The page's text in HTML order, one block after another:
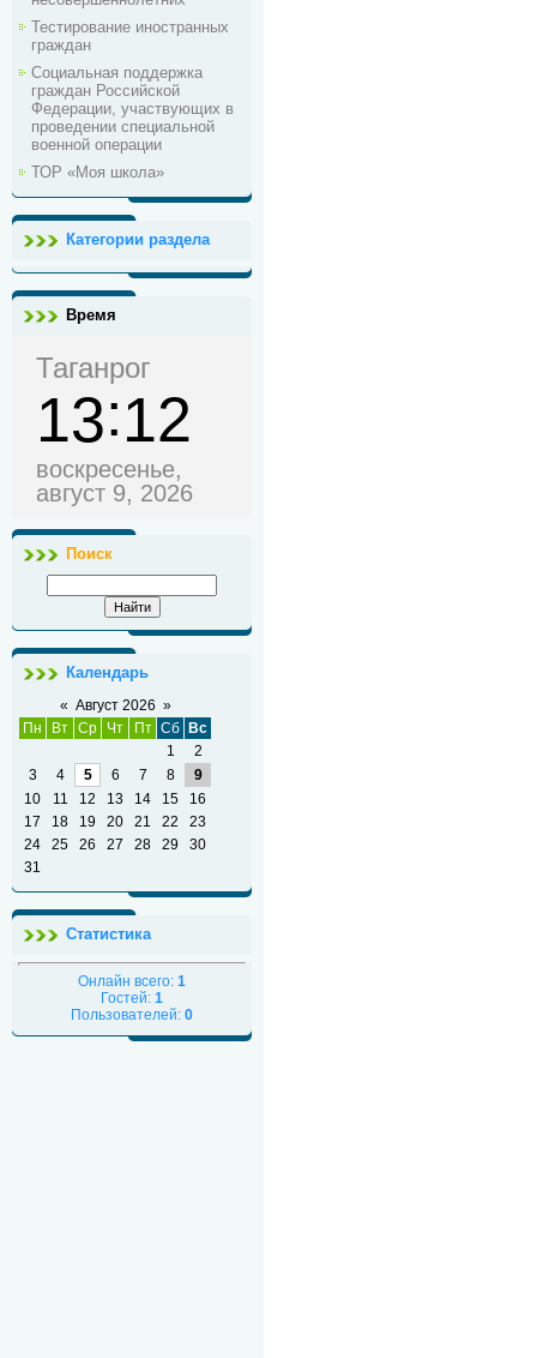
Тестирование иностранных
граждан
Социальная поддержка
граждан Российской
Федерации, участвующих в
проведении специальной
военной операции
ТОР «Моя школа»
Категории раздела
Время
Таганрог
13 12
воскресенье,
август 9, 2026
Поиск
Календарь
« Август 2026 »
Пн
Вт Ср Чт Пт Сб
Вс
1
2
3
4 5 6 7 8
9
10
11 12 13 14 15
16
17
18 19 20 21 22
23
24
25 26 27 28 29
30
31
Статистика
Онлайн всего: 1
Гостей: 1
Пользователей: 0